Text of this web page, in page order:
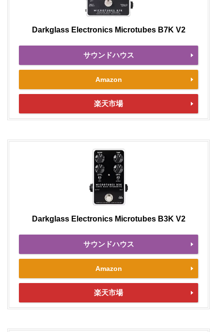
Darkglass Electronics Microtubes B7K V2
サウンドハウス
Amazon
楽天市場
Darkglass Electronics Microtubes B3K V2
サウンドハウス
Amazon
楽天市場